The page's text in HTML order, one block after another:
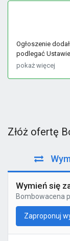
Ogłoszenie
podlegać
pokaż więcej
Złóż ofertę
Wymień się
Bombowacena
Zaproponuj